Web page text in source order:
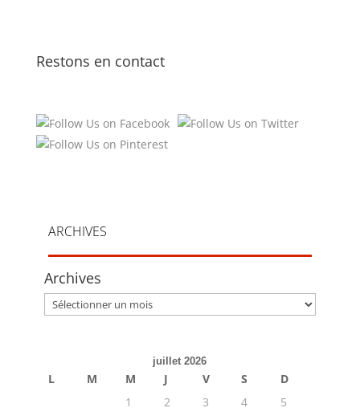
Restons en contact
ARCHIVES
Archives
Archives
juillet 2026
L M M J V S
D
1
2 3 4
5